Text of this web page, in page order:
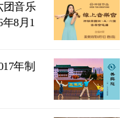
团音乐
8月1
年制